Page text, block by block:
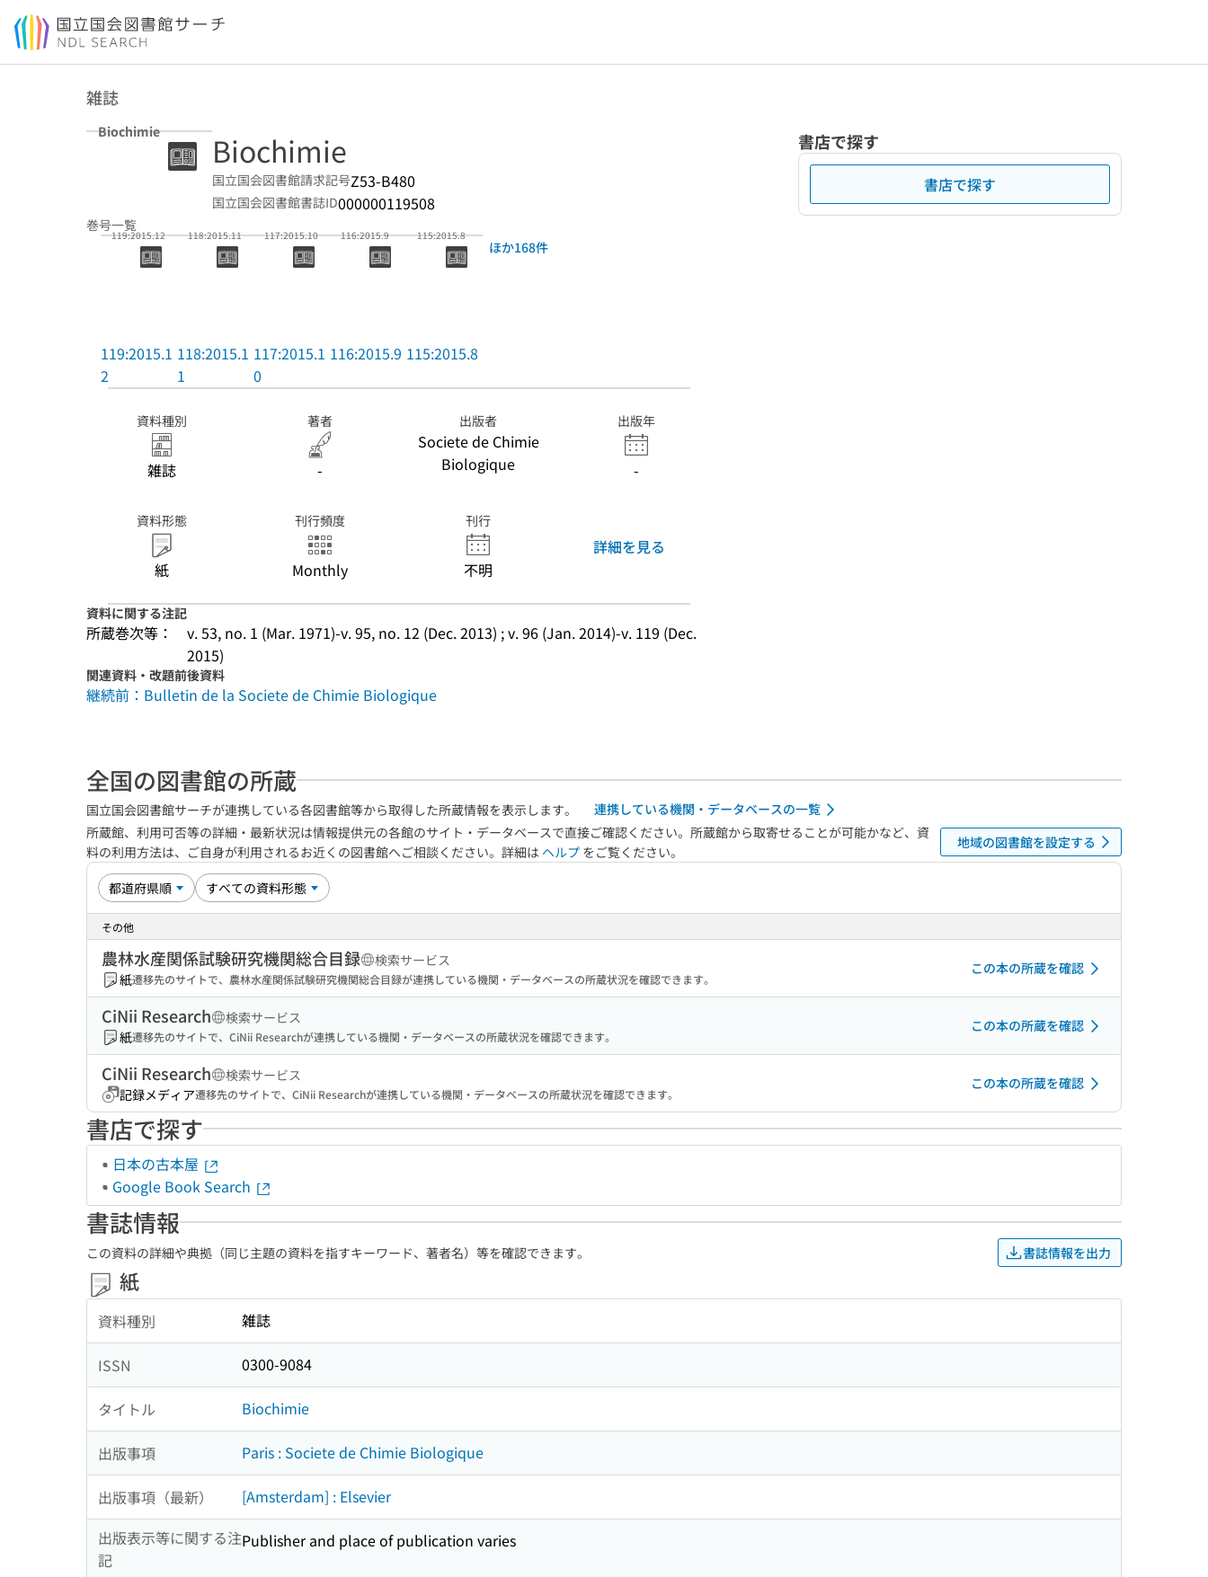
本文へ移動
雑誌
Biochimie Biochimie
国立国会図書館請求記号Z53-B480
国立国会図書館書誌ID000000119508
巻号一覧
119:2015.12
119:2015.1
2
118:2015.11
118:2015.1
1
117:2015.10
117:2015.1
0
116:2015.9
116:2015.9
115:2015.8
115:2015.8
ほか168件
資料種別
雑誌
著者
-
出版者
Societe de Chimie
Biologique
出版年
-
資料形態
紙
刊行頻度
Monthly
刊行
不明
詳細を見る
資料に関する注記
所蔵巻次等：
v. 53, no. 1 (Mar. 1971)-v. 95, no. 12 (Dec. 2013) ; v. 96 (Jan. 2014)-v. 119 (Dec.
2015)
関連資料・改題前後資料
継続前：Bulletin de la Societe de Chimie Biologique
書店で探す
書店で探す
全国の図書館の所蔵
国立国会図書館サーチが連携している各図書館等から取得した所蔵情報を表示します。
連携している機関・データベースの一覧
所蔵館、利用可否等の詳細・最新状況は情報提供元の各館のサイト・データベースで直接ご確認ください。所蔵館から取寄せることが可能かなど、資
料の利用方法は、ご自身が利用されるお近くの図書館へご相談ください。詳細は ヘルプ をご覧ください。
地域の図書館を設定する
その他
農林水産関係試験研究機関総合目録
検索サービス
紙遷移先のサイトで、農林水産関係試験研究機関総合目録が連携している機関・データベースの所蔵状況を確認できます。
この本の所蔵を確認
CiNii Research
検索サービス
紙遷移先のサイトで、CiNii Researchが連携している機関・データベースの所蔵状況を確認できます。
この本の所蔵を確認
CiNii Research
検索サービス
記録メディア遷移先のサイトで、CiNii Researchが連携している機関・データベースの所蔵状況を確認できます。
この本の所蔵を確認
書店で探す
日本の古本屋
Google Book Search
書誌情報
この資料の詳細や典拠（同じ主題の資料を指すキーワード、著者名）等を確認できます。 書誌情報を出力
紙
資料種別 雑誌
ISSN 0300-9084
タイトル Biochimie
出版事項 Paris : Societe de Chimie Biologique
出版事項（最新）
[Amsterdam] : Elsevier
出版表示等に関する注
記
Publisher and place of publication varies